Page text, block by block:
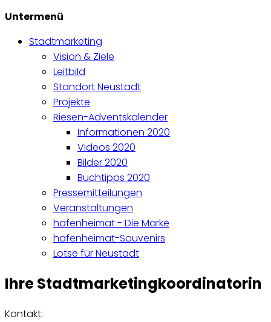
Untermenü
Stadtmarketing
Vision & Ziele
Leitbild
Standort Neustadt
Projekte
Riesen-Adventskalender
Informationen 2020
Videos 2020
Bilder 2020
Buchtipps 2020
Pressemitteilungen
Veranstaltungen
hafenheimat - Die Marke
hafenheimat-Souvenirs
Lotse für Neustadt
Ihre Stadtmarketingkoordinatorin
Kontakt: